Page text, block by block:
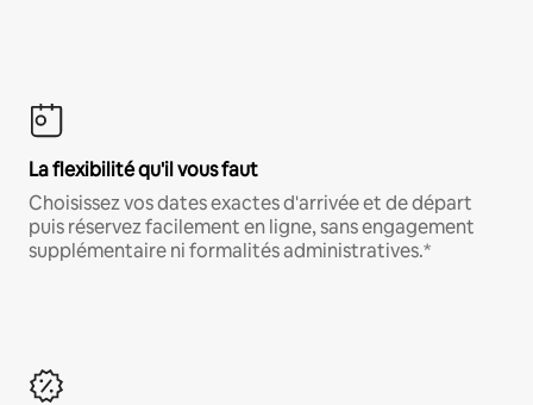
La flexibilité qu'il vous faut
Choisissez vos dates exactes d'arrivée et de départ
puis réservez facilement en ligne, sans engagement
supplémentaire ni formalités administratives.*